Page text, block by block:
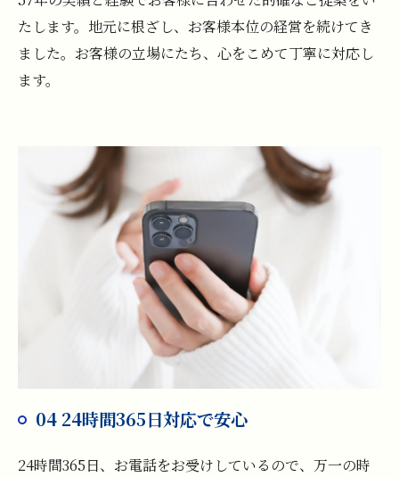
たします。地元に根ざし、お客様本位の経営を続けてき
ました。お客様の立場にたち、心をこめて丁寧に対応し
ます。
04 24時間365日対応で安心
24時間365日、お電話をお受けしているので、万一の時